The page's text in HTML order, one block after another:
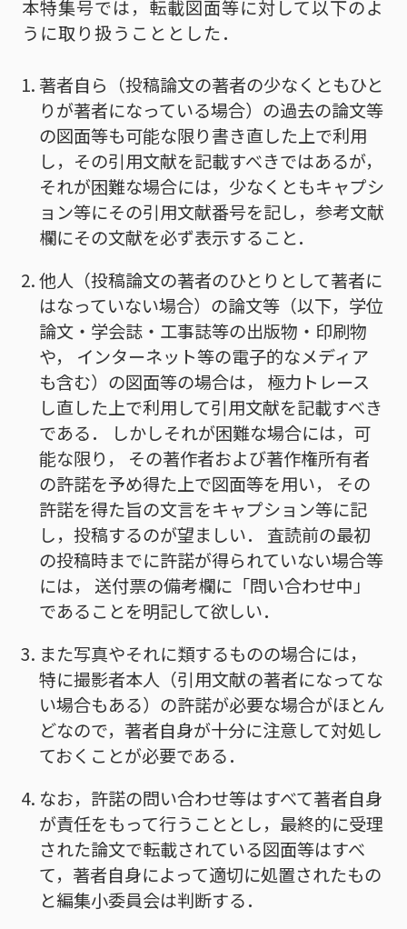
本特集号では，転載図面等に対して以下のよ
うに取り扱うこととした．
著者自ら（投稿論文の著者の少なくともひと
りが著者になっている場合）の過去の論文等
の図面等も可能な限り書き直した上で利用
し，その引用文献を記載すべきではあるが，
それが困難な場合には，少なくともキャプシ
ョン等にその引用文献番号を記し，参考文献
欄にその文献を必ず表示すること．
他人（投稿論文の著者のひとりとして著者に
はなっていない場合）の論文等（以下，学位
論文・学会誌・工事誌等の出版物・印刷物
や， インターネット等の電子的なメディア
も含む）の図面等の場合は， 極力トレース
し直した上で利用して引用文献を記載すべき
である． しかしそれが困難な場合には，可
能な限り， その著作者および著作権所有者
の許諾を予め得た上で図面等を用い， その
許諾を得た旨の文言をキャプション等に記
し，投稿するのが望ましい． 査読前の最初
の投稿時までに許諾が得られていない場合等
には， 送付票の備考欄に「問い合わせ中」
であることを明記して欲しい．
また写真やそれに類するものの場合には，
特に撮影者本人（引用文献の著者になってな
い場合もある）の許諾が必要な場合がほとん
どなので，著者自身が十分に注意して対処し
ておくことが必要である．
なお，許諾の問い合わせ等はすべて著者自身
が責任をもって行うこととし，最終的に受理
された論文で転載されている図面等はすべ
て，著者自身によって適切に処置されたもの
と編集小委員会は判断する．